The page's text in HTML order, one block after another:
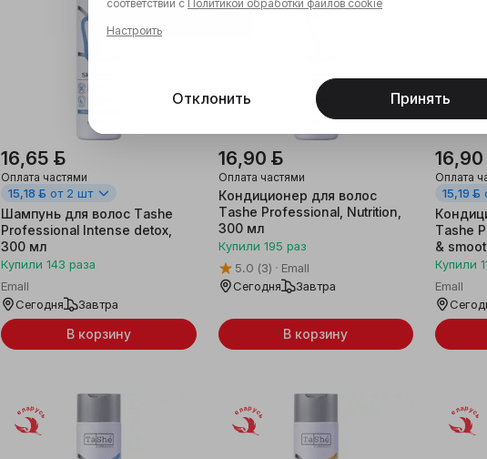
16,65 ƃ
Оплата частями
15,18 ƃ от 2 шт
Шампунь для волос Tashe
Professional Intense detox,
300 мл
Купили143 раза
Emall
Сегодня
Завтра
В корзину
16,90 ƃ
Оплата частями
Кондиционер для волос
Tashe Professional, Nutrition,
300 мл
Купили 195 раз
5.0 (3)
Emall
Сегодня
Завтра
В корзину
Оплата
15,19 ƃ
Tashe
&
Купили
Emall
Беларусь Беларусь Беларусь
соответствии с Политикой обработки файлов cookie
Настроить
Отклонить Принять